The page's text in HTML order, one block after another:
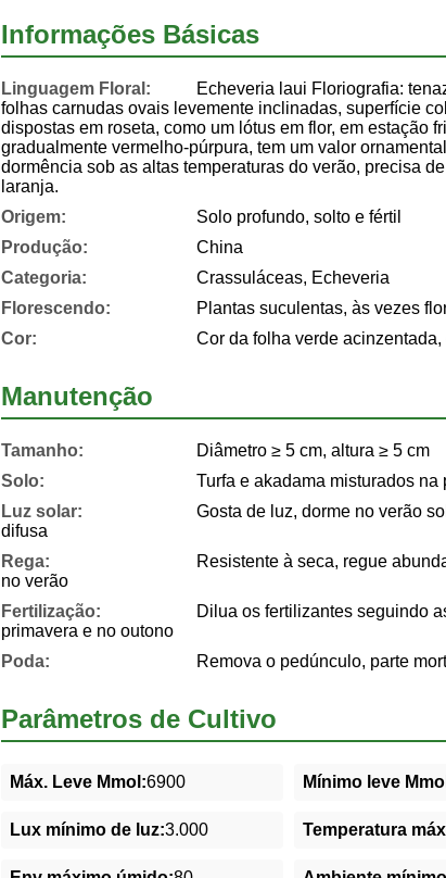
Informações Básicas
Linguagem Floral:
Echeveria laui Floriografia:
folhas carnudas ovais levemente inclinadas, superfície
dispostas em roseta, como um lótus em flor, em estação
gradualmente vermelho-púrpura, tem um valor
dormência sob as altas temperaturas do verão, precisa
laranja.
Origem:
Solo profundo, solto e fértil
Produção:
China
Categoria:
Crassuláceas, Echeveria
Florescendo:
Plantas suculentas, às vezes
Cor:
Cor da folha verde
Manutenção
Tamanho:
Diâmetro ≥ 5 cm, altura ≥ 5 cm
Solo:
Turfa e akadama misturados na
Luz solar:
Gosta de luz, dorme no verão
difusa
Rega:
Resistente à seca, regue
no verão
Fertilização:
Dilua os fertilizantes seguindo
primavera e no outono
Poda:
Remova o pedúnculo, parte
Parâmetros de Cultivo
Máx. Leve Mmol:6900 Mínimo leve
Lux mínimo de luz:3.000 Temperatura